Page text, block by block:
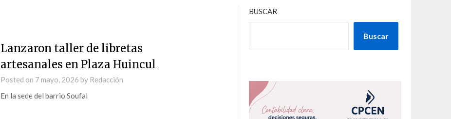
Lanzaron taller de libretas
artesanales en Plaza Huincul
Posted on 7 mayo, 2026 by Redacción
En la sede del barrio Soufal
BUSCAR
Buscar